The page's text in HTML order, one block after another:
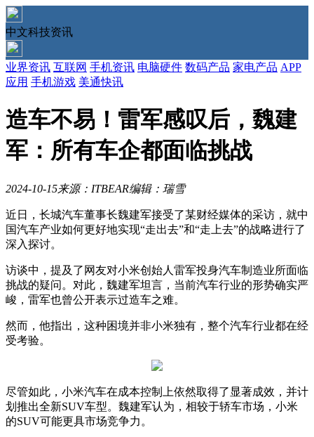
中文科技资讯
业界资讯 互联网 手机资讯 电脑硬件 数码产品 家电产品 APP
应用 手机游戏 美通快讯
造车不易！雷军感叹后，魏建
军：所有车企都面临挑战
2024-10-15来源：ITBEAR编辑：瑞雪
近日，长城汽车董事长魏建军接受了某财经媒体的采访，就中
国汽车产业如何更好地实现“走出去”和“走上去”的战略进行了
深入探讨。
访谈中，提及了网友对小米创始人雷军投身汽车制造业所面临
挑战的疑问。对此，魏建军坦言，当前汽车行业的形势确实严
峻，雷军也曾公开表示过造车之难。
然而，他指出，这种困境并非小米独有，整个汽车行业都在经
受考验。
尽管如此，小米汽车在成本控制上依然取得了显著成效，并计
划推出全新SUV车型。魏建军认为，相较于轿车市场，小米
的SUV可能更具市场竞争力。